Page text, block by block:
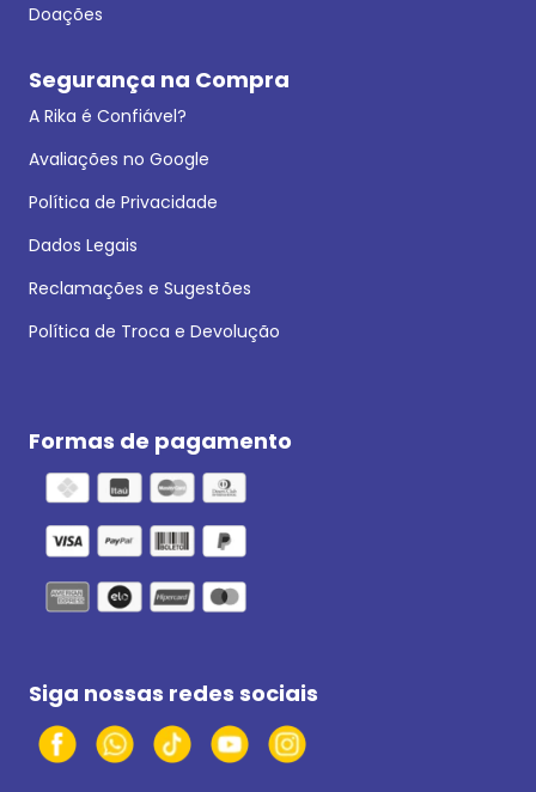
Doações
Segurança na Compra
A Rika é Confiável?
Avaliações no Google
Política de Privacidade
Dados Legais
Reclamações e Sugestões
Política de Troca e Devolução
Formas de pagamento
Siga nossas redes sociais